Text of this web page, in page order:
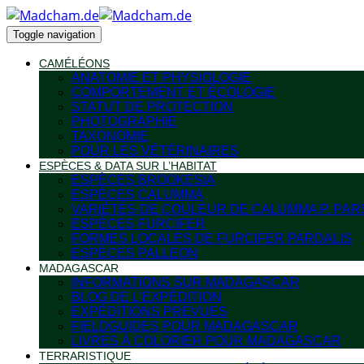
Toggle navigation
CAMÉLÉONS
ANATOMIE ET PHYSIOLOGIE
COMPORTEMENT ET ÉCOLOGIE
STATUT DE PROTECTION
PHOTOGRAPHIE
TAXONOMIE
POUR LES VÉTÉRINAIRES
ESPÈCES & DATA SUR L’HABITAT
ESPÈCES BROOKESIA
ESPÈCES CALUMMA
VARIÉTÉS DE COULEUR DE CALUMMA P.
ESPÈCES FURCIFER
FORMES LOCALES DE FURCIFER PARDALIS
ESPÈCES PALLEON
MADAGASCAR
INFORMATIONS SUR MADAGASCAR
BLOG DE L’EXPÉDITION
EXPÉDITIONS PRÉVUES
FIELDGUIDES POUR MADAGASCAR
LIVRES À COLORIER POUR MADAGASCAR
TERRARISTIQUE